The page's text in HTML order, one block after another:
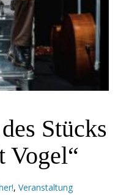
Stücks
Vogel“
, Veranstaltung
22
Main
→
→
Lehmann
Uhr
44